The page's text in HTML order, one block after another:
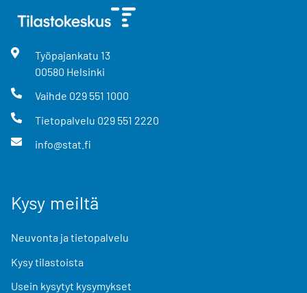
Työpajankatu 13
00580 Helsinki
Vaihde 029 551 1000
Tietopalvelu 029 551 2220
info@stat.fi
Kysy meiltä
Neuvonta ja tietopalvelu
Kysy tilastoista
Usein kysytyt kysymykset